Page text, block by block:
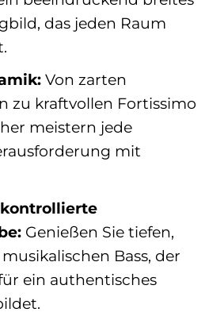
das jeden Raum
Von zarten
zu kraftvollen Fortissimo
meistern jede
mit
Genießen Sie tiefen,
Bass, der
ein authentisches